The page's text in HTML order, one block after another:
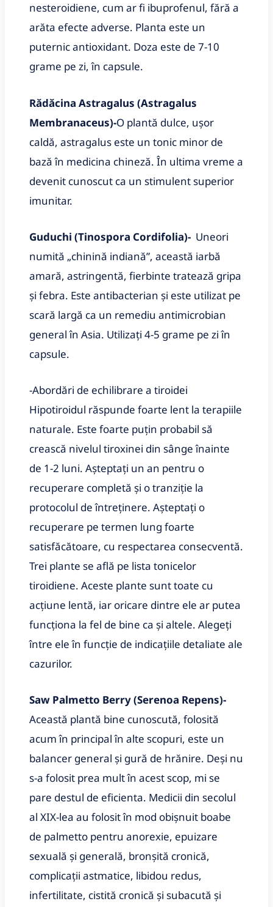
nesteroidiene, cum ar fi ibuprofenul, fără a
arăta efecte adverse. Planta este un
puternic antioxidant. Doza este de 7-10
grame pe zi, în capsule.
Rădăcina Astragalus (Astragalus
Membranaceus)-O plantă dulce, ușor
caldă, astragalus este un tonic minor de
bază în medicina chineză. În ultima vreme a
devenit cunoscut ca un stimulent superior
imunitar.
Guduchi (Tinospora Cordifolia)- Uneori
numită „chinină indiană”, această iarbă
amară, astringentă, fierbinte tratează gripa
și febra. Este antibacterian și este utilizat pe
scară largă ca un remediu antimicrobian
general în Asia. Utilizați 4-5 grame pe zi în
capsule.
-Abordări de echilibrare a tiroidei
Hipotiroidul răspunde foarte lent la terapiile
naturale. Este foarte puțin probabil să
crească nivelul tiroxinei din sânge înainte
de 1-2 luni. Așteptați un an pentru o
recuperare completă și o tranziție la
protocolul de întreținere. Așteptați o
recuperare pe termen lung foarte
satisfăcătoare, cu respectarea consecventă.
Trei plante se află pe lista tonicelor
tiroidiene. Aceste plante sunt toate cu
acțiune lentă, iar oricare dintre ele ar putea
funcționa la fel de bine ca și altele. Alegeți
între ele în funcție de indicațiile detaliate ale
cazurilor.
Saw Palmetto Berry (Serenoa Repens)-
Această plantă bine cunoscută, folosită
acum în principal în alte scopuri, este un
balancer general și gură de hrănire. Deși nu
s-a folosit prea mult în acest scop, mi se
pare destul de eficienta. Medicii din secolul
al XIX-lea au folosit în mod obișnuit boabe
de palmetto pentru anorexie, epuizare
sexuală și generală, bronșită cronică,
complicații astmatice, libidou redus,
infertilitate, cistită cronică și subacută și